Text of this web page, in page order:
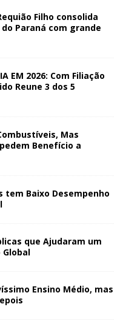
Filho consolida
Paraná com grande
EM 2026: Com Filiação
Reune 3 dos 5
Mas
Benefício a
tem Baixo Desempenho
que Ajudaram um
Ensino Médio, mas